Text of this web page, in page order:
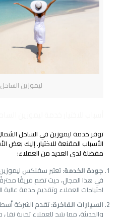
ليموزين
توفر خدمة ليموزين في الساحل
الأسباب المقنعة للاختيار. إليك بعض
مفضلة لدى العديد من العملاء:
جودة الخدمة:تعتبر سفنكس
في هذا المجال، حيث تضم فريقًا
احتياجات العملاء وتقديم خدمة عالية
السيارات الفاخرة:تقدم الشركة
والحديثة، مما يتيح للعملاء تجربة